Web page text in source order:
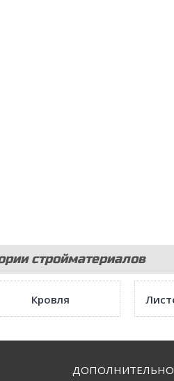
стройматериалов
Кровля
ДОПОЛНИТЕЛЬНО